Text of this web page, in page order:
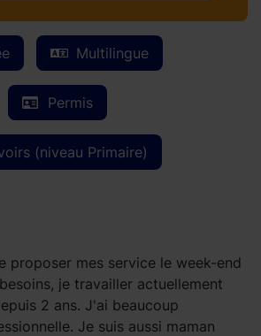
Multilingue
Permis
(niveau Primaire)
proposer mes service le week-end
je travailler actuellement
2 ans. J'ai beaucoup
Je suis aussi maman